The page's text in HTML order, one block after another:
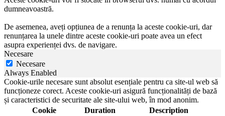
dumneavoastră.
De asemenea, aveți opțiunea de a renunța la aceste cookie-uri, dar
renunțarea la unele dintre aceste cookie-uri poate avea un efect
asupra experienței dvs. de navigare.
Necesare
Necesare
Always Enabled
Cookie-urile necesare sunt absolut esențiale pentru ca site-ul web să
funcționeze corect. Aceste cookie-uri asigură funcționalități de bază
și caracteristici de securitate ale site-ului web, în mod anonim.
Cookie
Duration Description